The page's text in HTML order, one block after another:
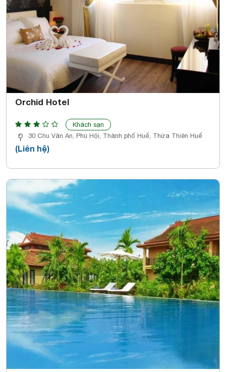
Orchid Hotel
Khách sạn
30 Chu Văn An, Phú Hội, Thành phố Huế, Thừa Thiên Huế
(Liên hệ)